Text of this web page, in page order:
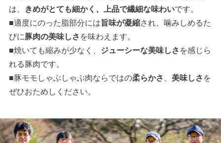
は、
きめがとても細かく、上品で繊細な味わいです。
■適度にのった脂部分には旨味が凝縮され、噛みしめるた
びに豚肉の美味しさ を味わえます。
■焼いても縮みが少なく、 ジューシーな美味しさ を感じら
れる豚肉です。
■豚モモしゃぶしゃぶ肉ならではの柔らかさ 美味しさ を
ぜひおためしください。